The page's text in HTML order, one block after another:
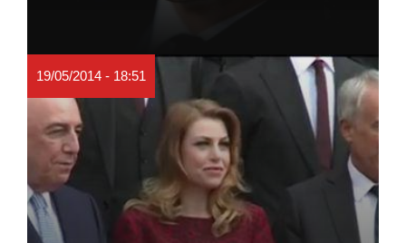
19/05/2014 - 18:51